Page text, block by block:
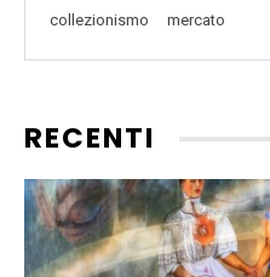
collezionismo
mercato
RECENTI